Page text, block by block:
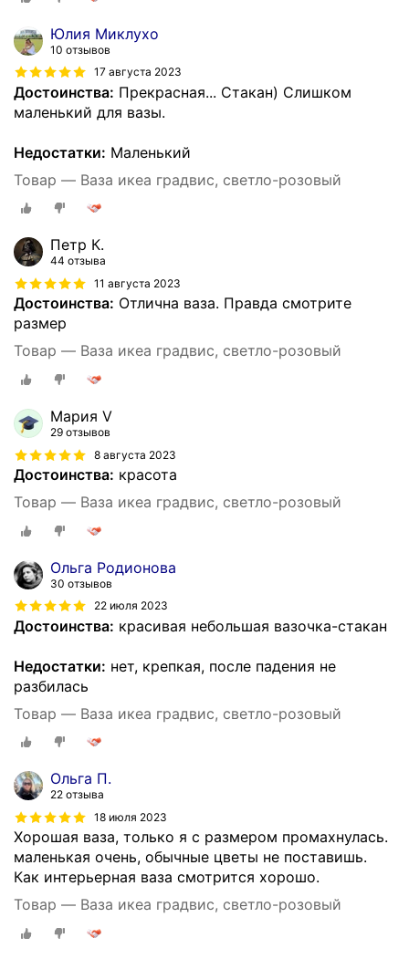
Юлия Миклухо
10 отзывов
17 августа 2023
Достоинства: Прекрасная... Стакан) Слишком
маленький для вазы.
Недостатки: Маленький
Товар — Ваза икеа градвис, светло-розовый
Петр К.
44 отзыва
11 августа 2023
Достоинства: Отлична ваза. Правда смотрите
размер
Товар — Ваза икеа градвис, светло-розовый
Мария V
29 отзывов
8 августа 2023
Достоинства: красота
Товар — Ваза икеа градвис, светло-розовый
Ольга Родионова
30 отзывов
22 июля 2023
Достоинства: красивая небольшая вазочка-стакан
Недостатки: нет, крепкая, после падения не
разбилась
Товар — Ваза икеа градвис, светло-розовый
Ольга П.
22 отзыва
18 июля 2023
Хорошая ваза, только я с размером промахнулась.
маленькая очень, обычные цветы не поставишь.
Как интерьерная ваза смотрится хорошо.
Товар — Ваза икеа градвис, светло-розовый